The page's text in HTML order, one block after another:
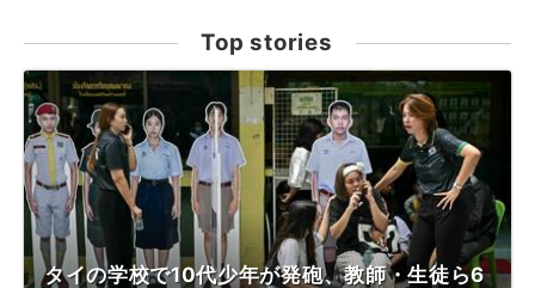
Top stories
タイの学校で10代少年が発砲、教師・生徒ら6